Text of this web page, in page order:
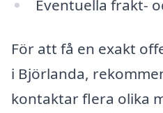
Eventuella frakt-
För att få en exakt
i Björlanda,
kontaktar flera olika